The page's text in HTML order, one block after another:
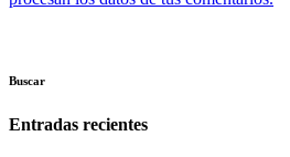
Buscar
Entradas recientes